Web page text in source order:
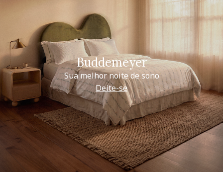
Buddemeyer
Sua melhor noite de sono
Deite-se